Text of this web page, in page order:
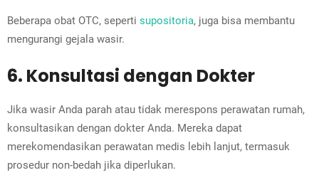
Beberapa obat OTC, seperti supositoria, juga bisa membantu
mengurangi gejala wasir.
6. Konsultasi dengan Dokter
Jika wasir Anda parah atau tidak merespons perawatan rumah,
konsultasikan dengan dokter Anda. Mereka dapat
merekomendasikan perawatan medis lebih lanjut, termasuk
prosedur non-bedah jika diperlukan.